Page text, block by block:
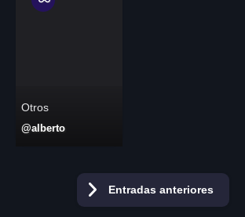
Otros
@alberto
Entradas anteriores